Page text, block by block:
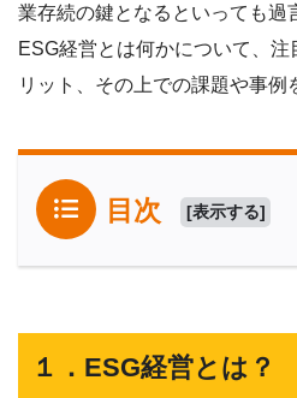
業存続の鍵となるといっても過
ESG経営とは何かについて、
リット、その上での課題や事例
目次 [表示する]
１．ESG経営とは？